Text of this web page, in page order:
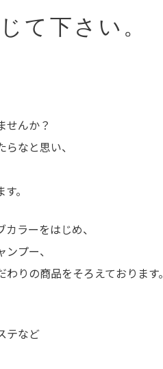
て下さい。
せんか？
なと思い、
。
ラーをはじめ、
プー、
りの商品をそろえております。
テなど